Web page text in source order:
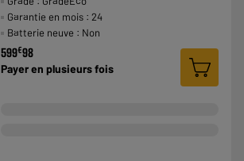
Garantie en mois : 24
Batterie neuve : Non
599€98
Payer en plusieurs fois